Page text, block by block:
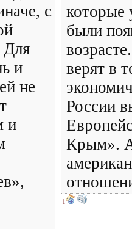
с
Для
и
не
и
были
верят в
России
Крым».
1